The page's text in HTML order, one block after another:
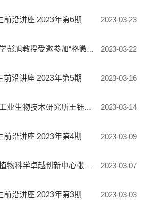
2023-03-23
前沿讲座 2023年第6期
2023-03-22
授受邀参加“格微致知”前沿讲座
2023-03-16
前沿讲座 2023年第5期
2023-03-14
所王钰研究员受邀参加 “格微致知”前沿讲座
2023-03-09
前沿讲座 2023年第4期
2023-03-07
中心张余研究员 受邀参加“格微致知”前沿讲座
2023-03-03
前沿讲座 2023年第3期